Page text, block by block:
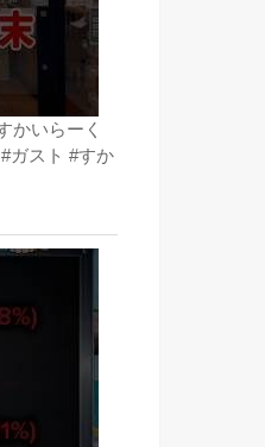
かいらーく
ガスト #すか